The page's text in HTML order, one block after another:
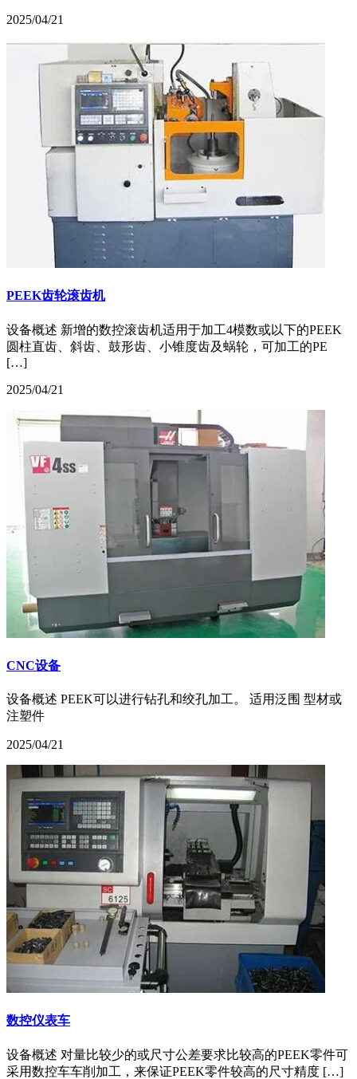
2025/04/21
PEEK齿轮滚齿机
设备概述 新增的数控滚齿机适用于加工4模数或以下的PEEK
圆柱直齿、斜齿、鼓形齿、小锥度齿及蜗轮，可加工的PE
[…]
2025/04/21
CNC设备
设备概述 PEEK可以进行钻孔和绞孔加工。 适用泛围 型材或
注塑件
2025/04/21
数控仪表车
设备概述 对量比较少的或尺寸公差要求比较高的PEEK零件可
采用数控车车削加工，来保证PEEK零件较高的尺寸精度 […]